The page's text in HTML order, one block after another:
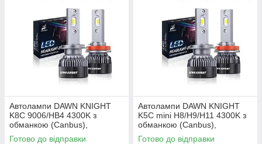
Автолампи DAWN KNIGHT
K8C 9006/HB4 4300K з
обманкою (Canbus),
комплект 2 шт
Готово до відправки
Автолампи DAWN KNIGHT
K5C mini H8/H9/H11 4300K з
обманкою (Canbus),
комплект 2 шт
Готово до відправки